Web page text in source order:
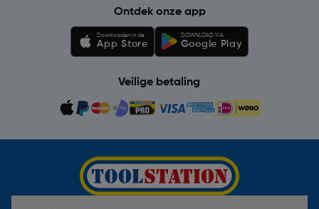
Ontdek onze app
Downloaden in de
App Store
DOWNLOAD VIA
Google Play
Veilige betaling